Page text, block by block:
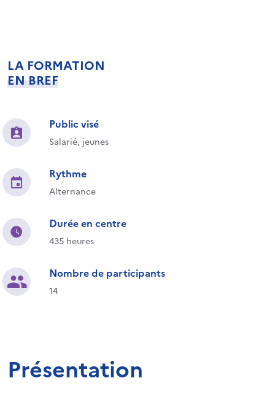
LA FORMATION
EN BREF
Public visé
Salarié, jeunes
Rythme
Alternance
Durée en centre
435 heures
Nombre de participants
14
Présentation